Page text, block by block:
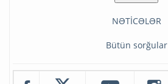
NƏTİCƏLƏR
Bütün sorğular